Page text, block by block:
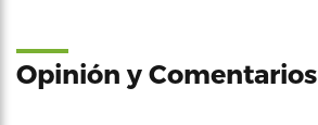
Opinión y Comentarios